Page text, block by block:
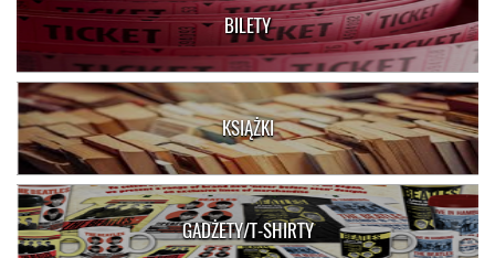
BILETY
KSIĄŻKI
GADŻETY/T-SHIRTY